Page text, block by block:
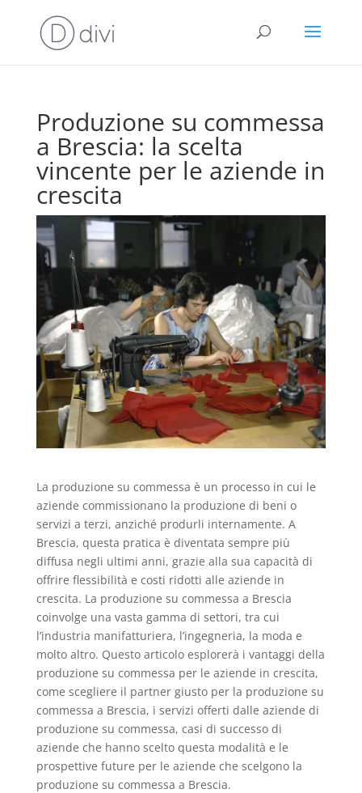
Produzione su commessa
a Brescia: la scelta
vincente per le aziende in
crescita
La produzione su commessa è un processo in cui le
aziende commissionano la produzione di beni o
servizi a terzi, anziché produrli internamente. A
Brescia, questa pratica è diventata sempre più
diffusa negli ultimi anni, grazie alla sua capacità di
offrire flessibilità e costi ridotti alle aziende in
crescita. La produzione su commessa a Brescia
coinvolge una vasta gamma di settori, tra cui
l’industria manifatturiera, l’ingegneria, la moda e
molto altro. Questo articolo esplorerà i vantaggi della
produzione su commessa per le aziende in crescita,
come scegliere il partner giusto per la produzione su
commessa a Brescia, i servizi offerti dalle aziende di
produzione su commessa, casi di successo di
aziende che hanno scelto questa modalità e le
prospettive future per le aziende che scelgono la
produzione su commessa a Brescia.